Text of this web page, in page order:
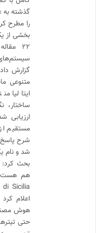
گذشته به
بخشی از
۲۲
گزارش
متنوعی
ایتالیا
ساختار،
ارزیابی
مستقیم
شرح پاسخ
شد و نام
بحث کرد:
هم هست.
اعلام
هوش
حتی